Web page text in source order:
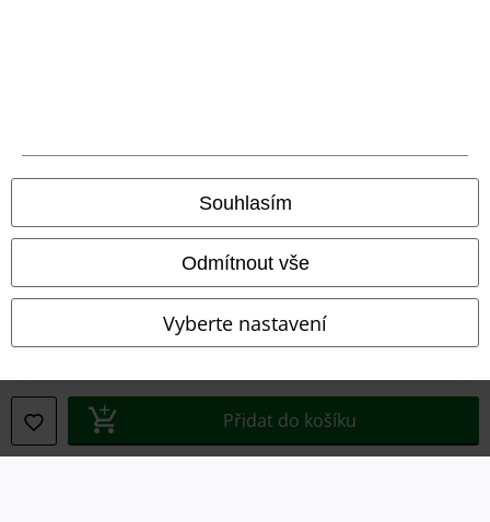
Souhlasím
Odmítnout vše
Vyberte nastavení
Přidat do košíku
Prohlášení o shodě
Informace o přístupnosti